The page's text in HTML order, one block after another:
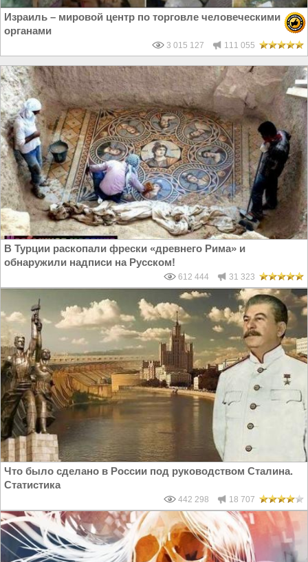
Израиль – мировой центр по торговле человеческими
органами
3 015 127 111 055
В Турции раскопали фрески «древнего Рима» и
обнаружили надписи на Русском!
612 444 31 323
Что было сделано в России под руководством Сталина.
Статистика
442 298 18 707